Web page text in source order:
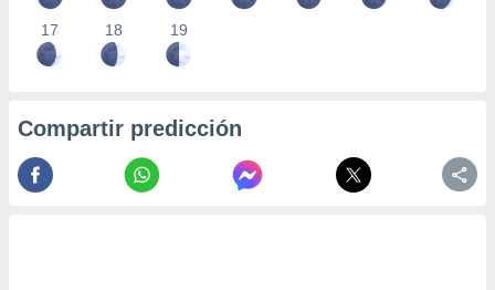
17 18 19
Compartir predicción